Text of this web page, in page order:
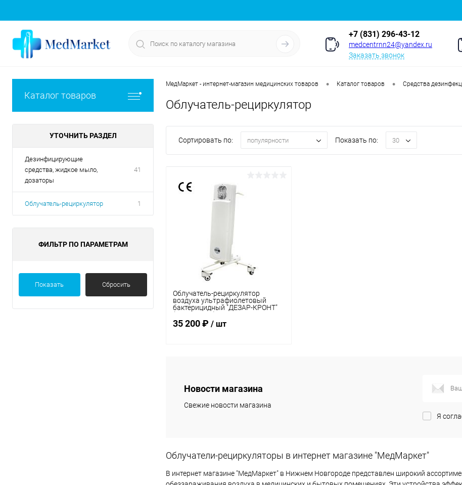
+7 (831) 296-43-12
medcentrnn24@yandex.ru
Заказать звонок
Каталог товаров
УТОЧНИТЬ РАЗДЕЛ
Дезинфицирующие
средства, жидкое мыло,
дозаторы
41
Облучатель-рециркулятор 1
ФИЛЬТР ПО ПАРАМЕТРАМ
Показать Сбросить
МедМаркет - интернет-магазин медицинских товаров • Каталог товаров • Средства
Облучатель-рециркулятор
Сортировать по: популярности Показать по: 30
Облучатель-рециркулятор
воздуха ультрафиолетовый
бактерицидный "ДЕЗАР-КРОНТ"
(Дезар-802п)
35 200 ₽ / шт
Купить в 1 клик Сравнение
В избранное В наличии
Новости магазина
Свежие новости магазина
Я
Облучатели-рециркуляторы в интернет магазине "МедМаркет"
В интернет магазине "МедМаркет" в Нижнем Новгороде представлен широкий